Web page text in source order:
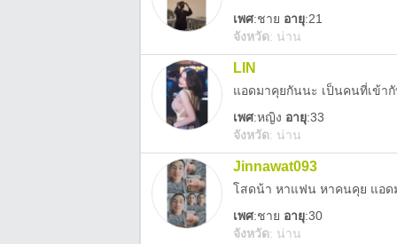
เพศ:ชาย อายุ:21
จังหวัด: น่าน
LIN
แอดมาคุยกันนะ เป็นคนที่เข้า
เพศ:หญิง อายุ:33
จังหวัด: น่าน
Jinnawat093
โสดน้า หาแฟน หาคนคุย แอด
เพศ:ชาย อายุ:30
จังหวัด: น่าน